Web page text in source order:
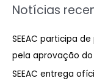
q
Notícias
SEEAC participa
pela aprovação do
SEEAC entrega